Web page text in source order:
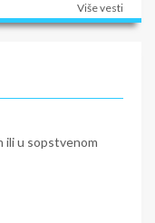
Više vesti
ili u sopstvenom